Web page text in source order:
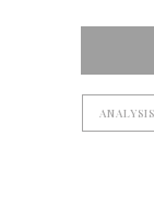
ANALYSIS